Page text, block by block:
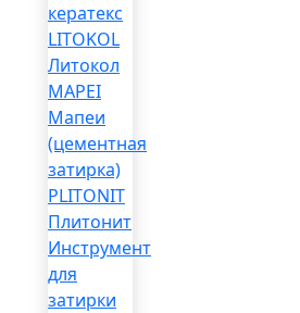
кератекс
LITOKOL
Литокол
MAPEI
Мапеи
(цементная
затирка)
PLITONIT
Плитонит
Инструмент
для
затирки